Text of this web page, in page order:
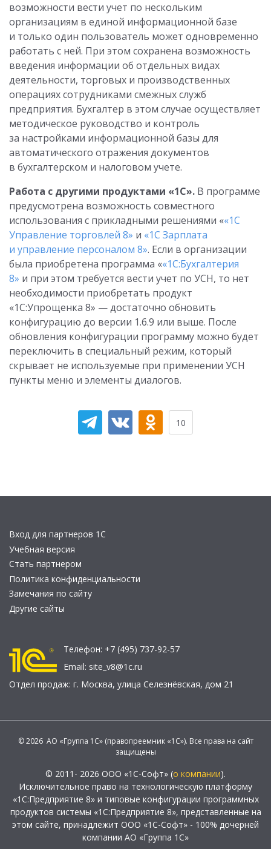
возможности вести учет по нескольким
организациям в единой информационной базе
и только один пользователь может одновременно
работать с ней. При этом сохранена возможность
введения информации об отдельных видах
деятельности, торговых и производственных
операциях сотрудниками смежных служб
предприятия. Бухгалтер в этом случае осуществляет
методическое руководство и контроль
за настройками информационной базы для
автоматического отражения документов
в бухгалтерском и налоговом учете.
Работа с другими продуктами «1С». В программе
предусмотрена возможность совместного
использования с прикладными решениями ««1С
Управление торговлей 8» и «1С Зарплата
и управление персоналом 8». Если в организации
была приобретена программа ««1С:Бухгалтерия
8» и при этом требуется вести учет по УСН, то нет
необходимости приобретать продукт
«1С:Упрощенка 8» — достаточно обновить
конфигурацию до версии 1.6.9 или выше. После
обновления конфигурации программу можно будет
переключить в специальный режим, который
скрывает не используемые при применении УСН
пункты меню и элементы диалогов.
10
Вход для партнеров 1С
Учебная версия
Стать партнером
Политика конфиденциальности
Замечания по сайту
Другие сайты
Телефон: +7 (495) 737-92-57
Email: site_v8@1c.ru
Отдел продаж: г. Москва, улица Селезнёвская, дом 21
© 2026 АО «Группа 1С» (правопреемник «1С»). Все права на сайт
защищены
© 2011- 2026 ООО «1С-Софт» (о компании).
Исключительное право на технологическую платформу
«1С:Предприятие 8» и типовые конфигурации программных
продуктов системы «1С:Предприятие 8», представленные на
этом сайте, принадлежит ООО «1С-Софт» - 100% дочерней
компании АО «Группа 1С»